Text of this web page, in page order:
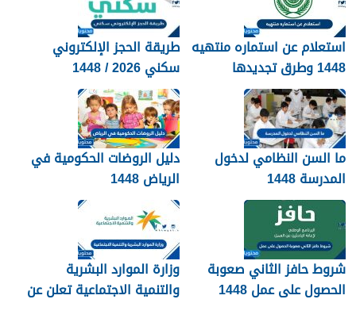
استعلام عن استماره منتهيه
1448 وطرق تجديدها
طريقة الحجز الإلكتروني
سكني 2026 / 1448
بالتفصيل
ما السن النظامي لدخول
المدرسة 1448
دليل الروضات الحكومية في
الرياض 1448
شروط حافز الثاني صعوبة
الحصول على عمل 1448
وزارة الموارد البشرية
والتنمية الاجتماعية تعلن عن